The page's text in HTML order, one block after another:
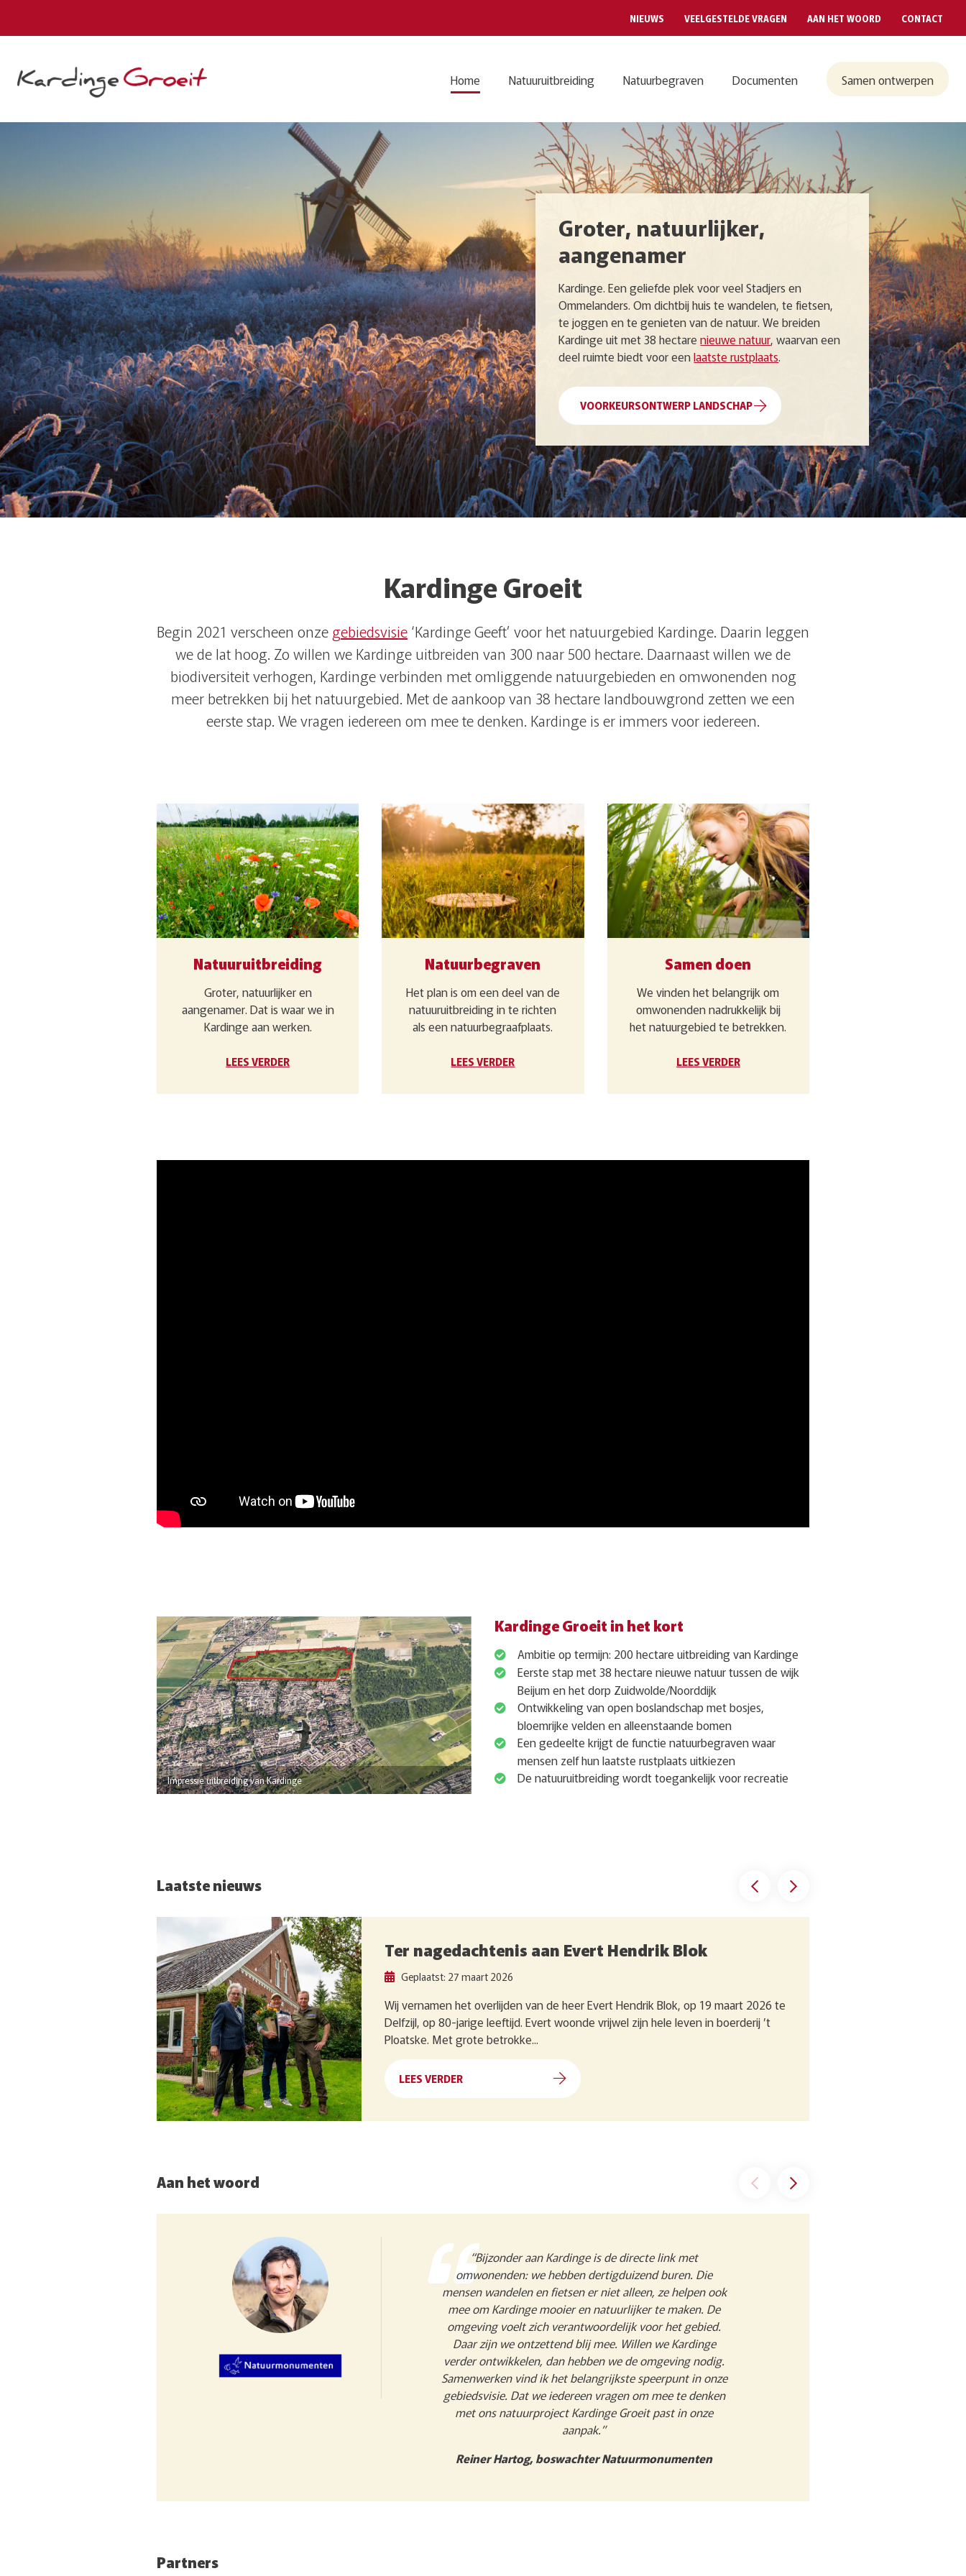
NIEUWS VEELGESTELDE VRAGEN AAN HET WOORD CONTACT
Home Natuuruitbreiding Natuurbegraven Documenten Samen ontwerpen
Groter, natuurlijker,
aangenamer
Kardinge. Een geliefde plek voor veel Stadjers en
Ommelanders. Om dichtbij huis te wandelen, te fietsen,
te joggen en te genieten van de natuur. We breiden
Kardinge uit met 38 hectarenieuwe natuur, waarvan een
deel ruimte biedt voor eenlaatste rustplaats.
VOORKEURSONTWERP LANDSCHAP
Kardinge Groeit
Begin 2021 verscheen onze gebiedsvisie ‘Kardinge Geeft’ voor het natuurgebied Kardinge. Daarin leggen
we de lat hoog. Zo willen we Kardinge uitbreiden van 300 naar 500 hectare. Daarnaast willen we de
biodiversiteit verhogen, Kardinge verbinden met omliggende natuurgebieden en omwonenden nog
meer betrekken bij het natuurgebied. Met de aankoop van 38 hectare landbouwgrond zetten we een
eerste stap. We vragen iedereen om mee te denken. Kardinge is er immers voor iedereen.
Natuuruitbreiding
Groter, natuurlijker en
aangenamer. Dat is waar we in
Kardinge aan werken.
LEES VERDER
Natuurbegraven
Het plan is om een deel van de
natuuruitbreiding in te richten
als een natuurbegraafplaats.
LEES VERDER
Samen doen
We vinden het belangrijk om
omwonenden nadrukkelijk bij
het natuurgebied te betrekken.
LEES VERDER
Impressie uitbreiding van Kardinge
Kardinge Groeit in het kort
Ambitie op termijn: 200 hectare uitbreiding van Kardinge
Eerste stap met 38 hectare nieuwe natuur tussen de wijk
Beijum en het dorp Zuidwolde/Noorddijk
Ontwikkeling van open boslandschap met bosjes,
bloemrijke velden en alleenstaande bomen
Een gedeelte krijgt de functie natuurbegraven waar
mensen zelf hun laatste rustplaats uitkiezen
De natuuruitbreiding wordt toegankelijk voor recreatie
Laatste nieuws
Ter nagedachtenis aan Evert Hendrik Blok
Geplaatst: 27 maart 2026
Wij vernamen het overlijden van de heer Evert Hendrik Blok, op 19 maart 2026 te
Delfzijl, op 80-jarige leeftijd. Evert woonde vrijwel zijn hele leven in boerderij ’t
Ploatske. Met grote betrokke...
LEES VERDER
Aan het woord
“Bijzonder aan Kardinge is de directe link met
omwonenden: we hebben dertigduizend buren. Die
mensen wandelen en fietsen er niet alleen, ze helpen ook
mee om Kardinge mooier en natuurlijker te maken. De
omgeving voelt zich verantwoordelijk voor het gebied.
Daar zijn we ontzettend blij mee. Willen we Kardinge
verder ontwikkelen, dan hebben we de omgeving nodig.
Samenwerken vind ik het belangrijkste speerpunt in onze
gebiedsvisie. Dat we iedereen vragen om mee te denken
met ons natuurproject Kardinge Groeit past in onze
aanpak.”
Reiner Hartog, boswachter Natuurmonumenten
Partners